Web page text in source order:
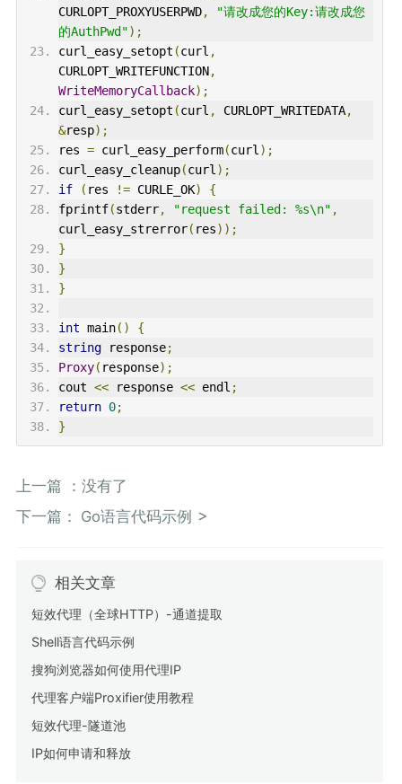
CURLOPT_PROXYUSERPWD,
"请改成您的Key:请改成您
的AuthPwd");
curl_easy_setopt (curl ,
CURLOPT_WRITEFUNCTION,
WriteMemoryCallback);
curl_easy_setopt (curl , CURLOPT_WRITEDATA,
&resp);
res =curl_easy_perform(curl );
curl_easy_cleanup(curl );
if
( res !=CURLE_OK)
{
fprintf(stderr, "request failed: %s\n" ,
curl_easy_strerror( res));
}
}
}
int main()
{
stringresponse;
Proxy( response);
cout <<response <<endl ;
return 0;
}
上一篇 ：没有了
下一篇： Go语言代码示例
相关文章
短效代理（全球HTTP）-通道提取
Shell语言代码示例
搜狗浏览器如何使用代理IP
代理客户端Proxifier使用教程
短效代理-隧道池
IP如何申请和释放